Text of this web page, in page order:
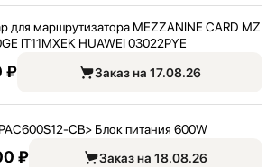
для маршрутизатора MEZZANINE CARD MZ
IT11MXEK HUAWEI 03022PYE
₽ Заказ на 17.08.26
PAC600S12-CB> Блок питания 600W
₽ Заказ на 18.08.26